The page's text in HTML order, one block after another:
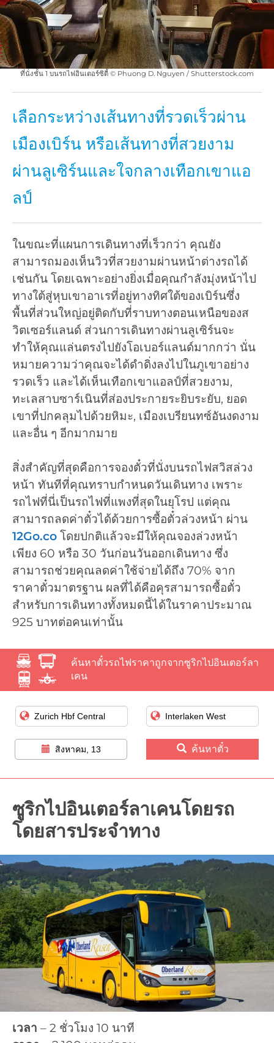
ที่นั่งชั้น 1 บนรถไฟอินเตอร์ซิตี้ © Phuong D. Nguyen / Shutterstock.com
เลือกระหว่างเส้นทางที่รวดเร็วผ่าน
เมืองเบิร์น หรือเส้นทางที่สวยงาม
ผ่านลูเซิร์นและใจกลางเทือกเขาแอ
ลป์
ในขณะที่แผนการเดินทางที่เร็วกว่า คุณยัง
สามารถมองเห็นวิวที่สวยงามผ่านหน้าต่างรถได้
เช่นกัน โดยเฉพาะอย่างยิ่งเมื่อคุณกำลังมุ่งหน้าไป
ทางใต้สู่หุบเขาอาเรที่อยู่ทางทิศใต้ของเบิร์นซึ่ง
พื้นที่ส่วนใหญ่อยู่ติดกับที่ราบทางตอนเหนือของส
วิตเซอร์แลนด์ ส่วนการเดินทางผ่านลูเซิร์นจะ
ทำให้คุณแล่นตรงไปยังโอเบอร์แลนด์มากกว่า นั่น
หมายความว่าคุณจะได้ดำดิ่งลงไปในภูเขาอย่าง
รวดเร็ว และได้เห็นเทือกเขาแอลป์ที่สวยงาม,
ทะเลสาบซาร์เนินที่ส่องประกายระยิบระยับ, ยอด
เขาที่ปกคลุมไปด้วยหิมะ, เมืองเบรียนทซ์อันงดงาม
และอื่น ๆ อีกมากมาย
สิ่งสำคัญที่สุดคือการจองตั๋วที่นั่งบนรถไฟสวิสล่วง
หน้า ทันทีที่คุณทราบกำหนดวันเดินทาง เพราะ
รถไฟที่นี่เป็นรถไฟที่แพงที่สุดในยุโรป แต่คุณ
สามารถลดค่าตั๋วได้ด้วยการซื้อตั๋วล่วงหน้า ผ่าน
12Go.co โดยปกติแล้วจะมีให้คุณจองล่วงหน้า
เพียง 60 หรือ 30 วันก่อนวันออกเดินทาง ซึ่ง
สามารถช่วยคุณลดค่าใช้จ่ายได้ถึง 70% จาก
ราคาตั๋วมาตรฐาน ผลที่ได้คือคุรสามารถซื้อตั๋ว
สำหรับการเดินทางทั้งหมดนี้ได้ในราคาประมาณ
925 บาทต่อคนเท่านั้น
ค้นหาตั๋วรถไฟราคาถูกจากซูริกไปอินเตอร์ลา
เคน
สิงหาคม, 13 ค้นหาตั๋ว
ซูริกไปอินเตอร์ลาเคนโดยรถ
โดยสารประจำทาง
เวลา – 2 ชั่วโมง 10 นาที